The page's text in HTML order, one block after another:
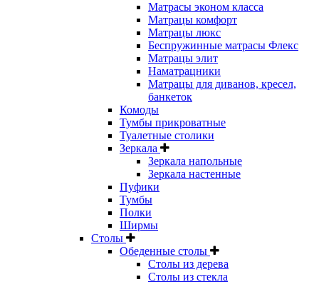
Матрасы эконом класса
Матрацы комфорт
Матрацы люкс
Беспружинные матрасы Флекс
Матрацы элит
Наматрацники
Матрацы для диванов, кресел,
банкеток
Комоды
Тумбы прикроватные
Туалетные столики
Зеркала
Зеркала напольные
Зеркала настенные
Пуфики
Тумбы
Полки
Ширмы
Столы
Обеденные столы
Столы из дерева
Столы из стекла